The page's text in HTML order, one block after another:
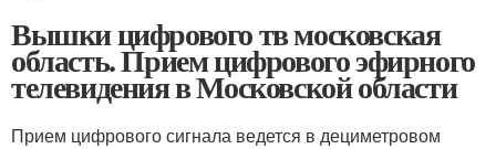
Вышки цифрового тв московская
область. Прием цифрового эфирного
телевидения в Московской области
Прием цифрового сигнала ведется в дециметровом